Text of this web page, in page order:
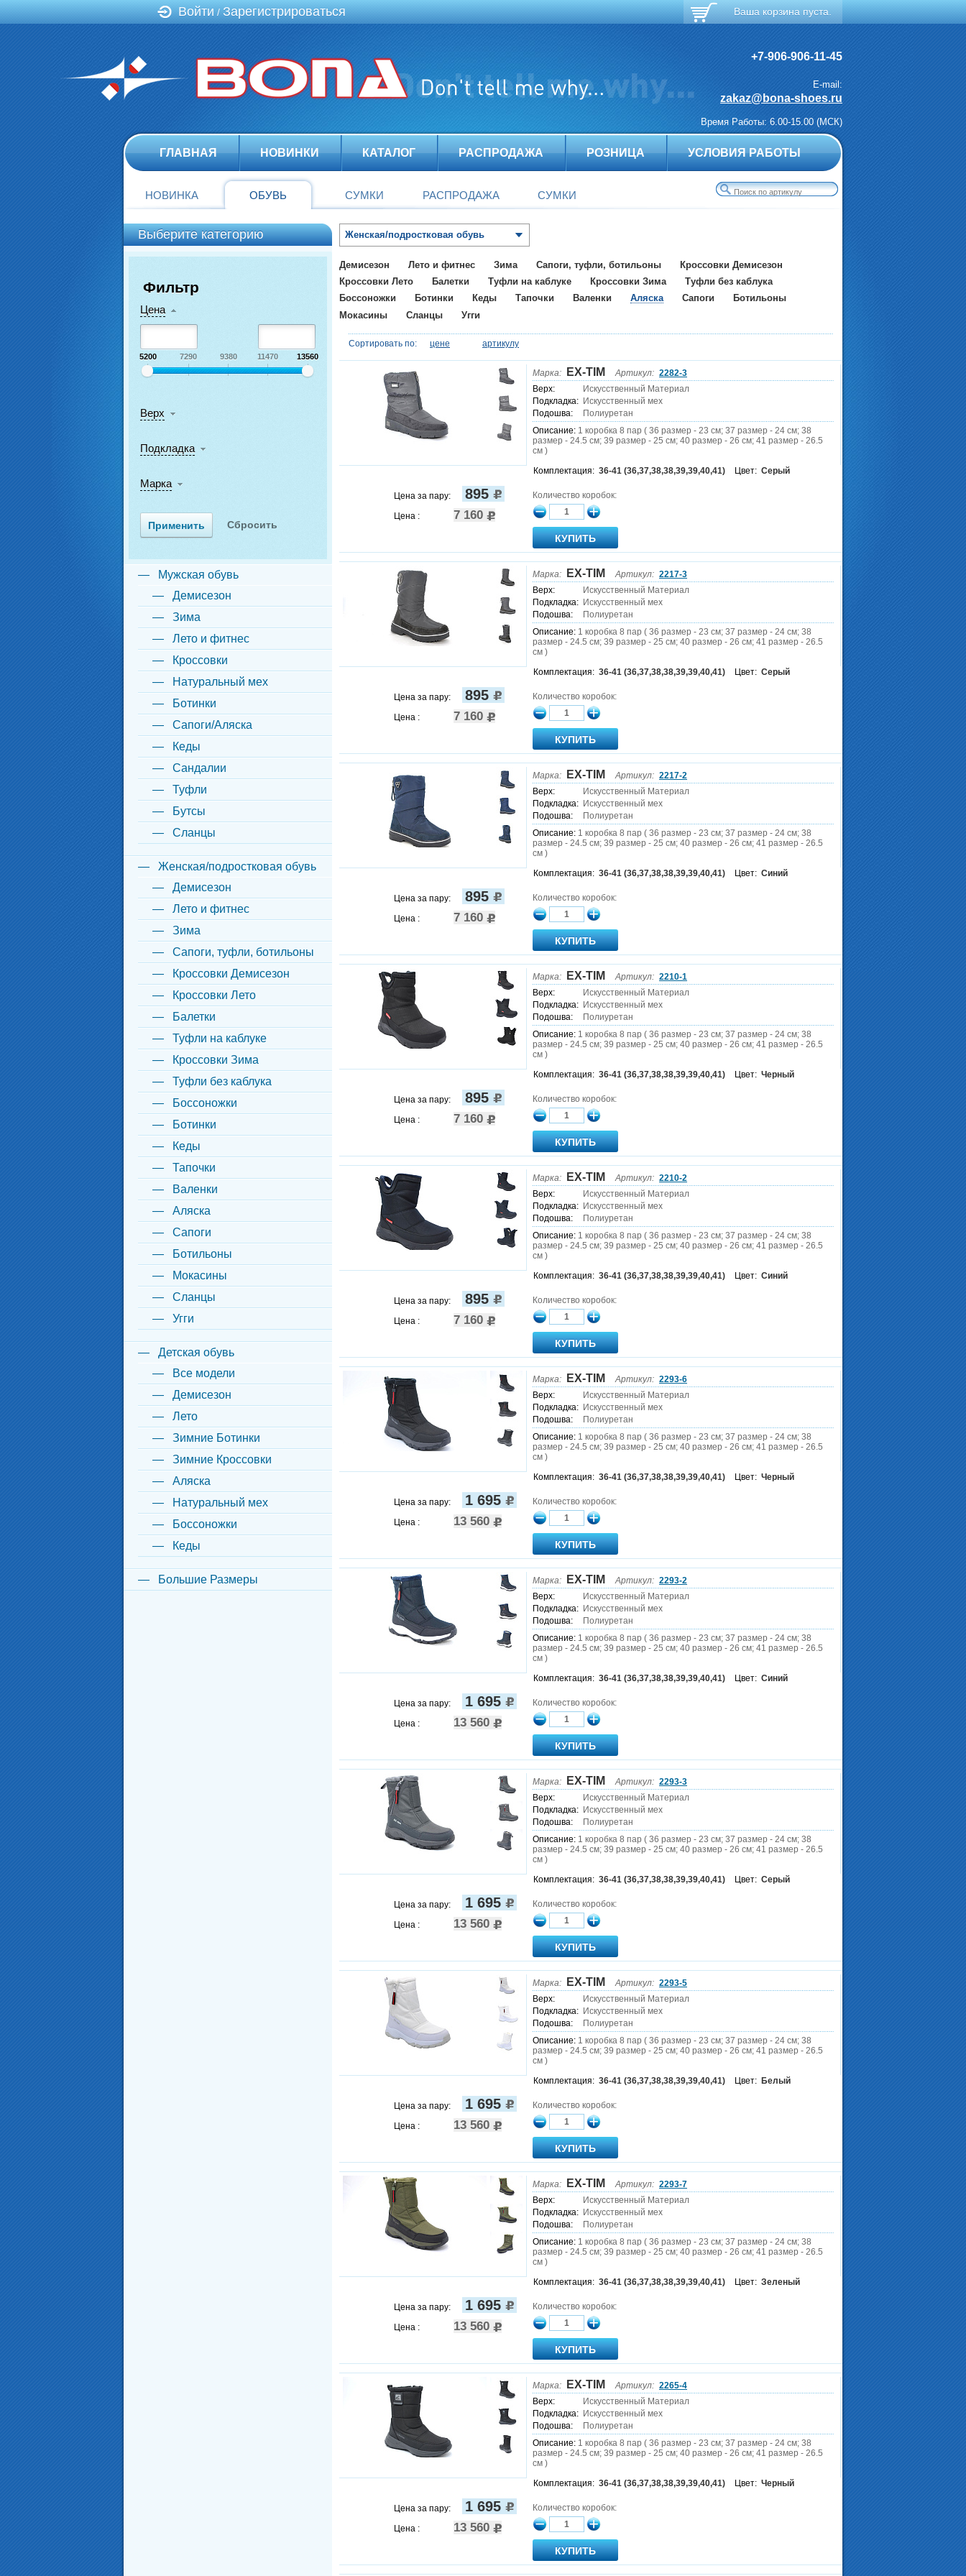
Войти / Зарегистрироваться Ваша корзина пуста.
+7-906-906-11-45
E-mail:
zakaz@bona-shoes.ru
Время Работы: 6.00-15.00 (МСК)
ГЛАВНАЯ НОВИНКИ КАТАЛОГ РАСПРОДАЖА РОЗНИЦА УСЛОВИЯ РАБОТЫ
НОВИНКА ОБУВЬ СУМКИ РАСПРОДАЖА СУМКИ
Женская/подростковая обувь
Демисезон Лето и фитнес Зима Сапоги, туфли, ботильоны
Кроссовки Демисезон
Кроссовки Лето
Балетки Туфли на каблуке Кроссовки Зима
Туфли без каблука
Боссоножки
Ботинки Кеды Тапочки Валенки Аляска Сапоги
Ботильоны
Мокасины
Сланцы Угги
Сортировать по: цене артикулу
Марка: EX-TIM Артикул: 2282-3
Верх:
Искусственный Материал
Подкладка: Искусственный мех
Подошва:
Полиуретан
Описание: 1 коробка 8 пар ( 36 размер - 23 см; 37 размер - 24 см; 38
размер - 24.5 см; 39 размер - 25 см; 40 размер - 26 см; 41 размер - 26.5
см )
Комплектация: 36-41 (36,37,38,38,39,39,40,41) Цвет: Серый
Цена за пару: 895
Цена : 7 160
Количество коробок:
Марка: EX-TIM Артикул: 2217-3
Верх:
Искусственный Материал
Подкладка: Искусственный мех
Подошва:
Полиуретан
Описание: 1 коробка 8 пар ( 36 размер - 23 см; 37 размер - 24 см; 38
размер - 24.5 см; 39 размер - 25 см; 40 размер - 26 см; 41 размер - 26.5
см )
Комплектация: 36-41 (36,37,38,38,39,39,40,41) Цвет: Серый
Цена за пару: 895
Цена : 7 160
Количество коробок:
Марка: EX-TIM Артикул: 2217-2
Верх:
Искусственный Материал
Подкладка: Искусственный мех
Подошва:
Полиуретан
Описание: 1 коробка 8 пар ( 36 размер - 23 см; 37 размер - 24 см; 38
размер - 24.5 см; 39 размер - 25 см; 40 размер - 26 см; 41 размер - 26.5
см )
Комплектация: 36-41 (36,37,38,38,39,39,40,41) Цвет: Синий
Цена за пару: 895
Цена : 7 160
Количество коробок:
Марка: EX-TIM Артикул: 2210-1
Верх:
Искусственный Материал
Подкладка: Искусственный мех
Подошва:
Полиуретан
Описание: 1 коробка 8 пар ( 36 размер - 23 см; 37 размер - 24 см; 38
размер - 24.5 см; 39 размер - 25 см; 40 размер - 26 см; 41 размер - 26.5
см )
Комплектация: 36-41 (36,37,38,38,39,39,40,41) Цвет: Черный
Цена за пару: 895
Цена : 7 160
Количество коробок:
Марка: EX-TIM Артикул: 2210-2
Верх:
Искусственный Материал
Подкладка: Искусственный мех
Подошва:
Полиуретан
Описание: 1 коробка 8 пар ( 36 размер - 23 см; 37 размер - 24 см; 38
размер - 24.5 см; 39 размер - 25 см; 40 размер - 26 см; 41 размер - 26.5
см )
Комплектация: 36-41 (36,37,38,38,39,39,40,41) Цвет: Синий
Цена за пару: 895
Цена : 7 160
Количество коробок:
Марка: EX-TIM Артикул: 2293-6
Верх:
Искусственный Материал
Подкладка: Искусственный мех
Подошва:
Полиуретан
Описание: 1 коробка 8 пар ( 36 размер - 23 см; 37 размер - 24 см; 38
размер - 24.5 см; 39 размер - 25 см; 40 размер - 26 см; 41 размер - 26.5
см )
Комплектация: 36-41 (36,37,38,38,39,39,40,41) Цвет: Черный
Цена за пару: 1 695
Цена : 13 560
Количество коробок:
Марка: EX-TIM Артикул: 2293-2
Верх:
Искусственный Материал
Подкладка: Искусственный мех
Подошва:
Полиуретан
Описание: 1 коробка 8 пар ( 36 размер - 23 см; 37 размер - 24 см; 38
размер - 24.5 см; 39 размер - 25 см; 40 размер - 26 см; 41 размер - 26.5
см )
Комплектация: 36-41 (36,37,38,38,39,39,40,41) Цвет: Синий
Цена за пару: 1 695
Цена : 13 560
Количество коробок:
Марка: EX-TIM Артикул: 2293-3
Верх:
Искусственный Материал
Подкладка: Искусственный мех
Подошва:
Полиуретан
Описание: 1 коробка 8 пар ( 36 размер - 23 см; 37 размер - 24 см; 38
размер - 24.5 см; 39 размер - 25 см; 40 размер - 26 см; 41 размер - 26.5
см )
Комплектация: 36-41 (36,37,38,38,39,39,40,41) Цвет: Серый
Цена за пару: 1 695
Цена : 13 560
Количество коробок:
Марка: EX-TIM Артикул: 2293-5
Верх:
Искусственный Материал
Подкладка: Искусственный мех
Подошва:
Полиуретан
Описание: 1 коробка 8 пар ( 36 размер - 23 см; 37 размер - 24 см; 38
размер - 24.5 см; 39 размер - 25 см; 40 размер - 26 см; 41 размер - 26.5
см )
Комплектация: 36-41 (36,37,38,38,39,39,40,41) Цвет: Белый
Цена за пару: 1 695
Цена : 13 560
Количество коробок:
Марка: EX-TIM Артикул: 2293-7
Верх:
Искусственный Материал
Подкладка: Искусственный мех
Подошва:
Полиуретан
Описание: 1 коробка 8 пар ( 36 размер - 23 см; 37 размер - 24 см; 38
размер - 24.5 см; 39 размер - 25 см; 40 размер - 26 см; 41 размер - 26.5
см )
Комплектация: 36-41 (36,37,38,38,39,39,40,41) Цвет: Зеленый
Цена за пару: 1 695
Цена : 13 560
Количество коробок:
Марка: EX-TIM Артикул: 2265-4
Верх:
Искусственный Материал
Подкладка: Искусственный мех
Подошва:
Полиуретан
Описание: 1 коробка 8 пар ( 36 размер - 23 см; 37 размер - 24 см; 38
размер - 24.5 см; 39 размер - 25 см; 40 размер - 26 см; 41 размер - 26.5
см )
Комплектация: 36-41 (36,37,38,38,39,39,40,41) Цвет: Черный
Цена за пару: 1 695
Цена : 13 560
Количество коробок:
Выберите категорию
Фильтр
Цена
5200 7290 9380 11470 13560
Верх
Подкладка
Марка
Мужская обувь
Демисезон
Зима
Лето и фитнес
Кроссовки
Натуральный мех
Ботинки
Сапоги/Аляска
Кеды
Сандалии
Туфли
Бутсы
Сланцы
Женская/подростковая обувь
Демисезон
Лето и фитнес
Зима
Сапоги, туфли, ботильоны
Кроссовки Демисезон
Кроссовки Лето
Балетки
Туфли на каблуке
Кроссовки Зима
Туфли без каблука
Боссоножки
Ботинки
Кеды
Тапочки
Валенки
Аляска
Сапоги
Ботильоны
Мокасины
Сланцы
Угги
Детская обувь
Все модели
Демисезон
Лето
Зимние Ботинки
Зимние Кроссовки
Аляска
Натуральный мех
Боссоножки
Кеды
Большие Размеры